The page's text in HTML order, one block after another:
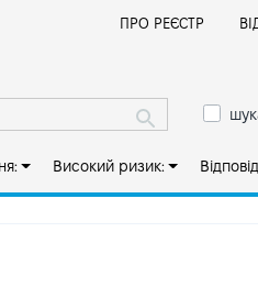
ПРО РЕЄСТР
Високий ризик: